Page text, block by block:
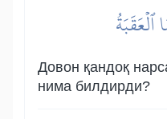
Довон қандоқ
нима билдирди?